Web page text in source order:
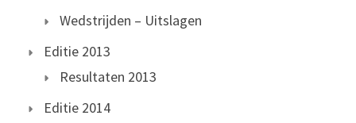
Wedstrijden – Uitslagen
Editie 2013
Resultaten 2013
Editie 2014